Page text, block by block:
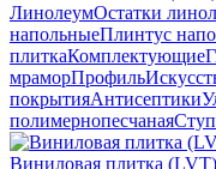
ЛинолеумОстатки
напольныеПлинтус
плиткаКомплектующие
мраморПрофиль
покрытияАнтисептики
полимернопесчаная
Виниловая плитка (LVT)